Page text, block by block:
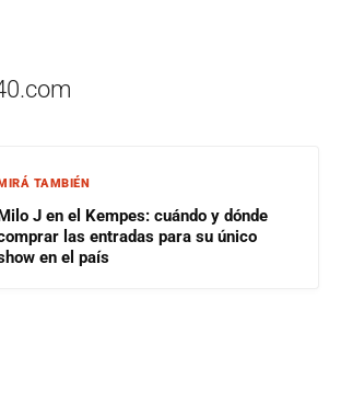
TAMBIÉN
J en el Kempes: cuándo y dónde
las entradas para su único
en el país